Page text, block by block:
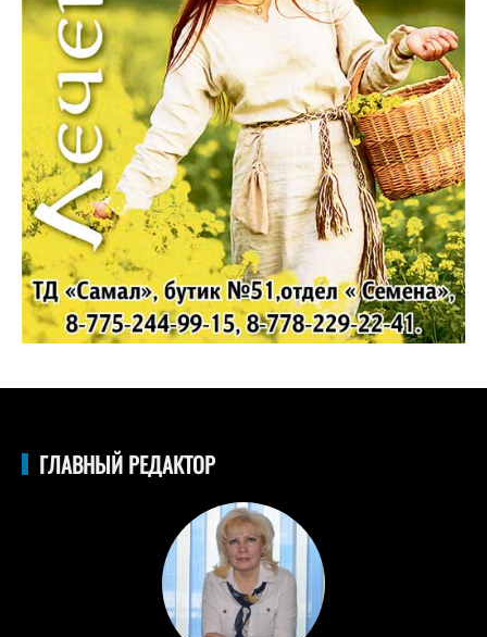
ГЛАВНЫЙ РЕДАКТОР